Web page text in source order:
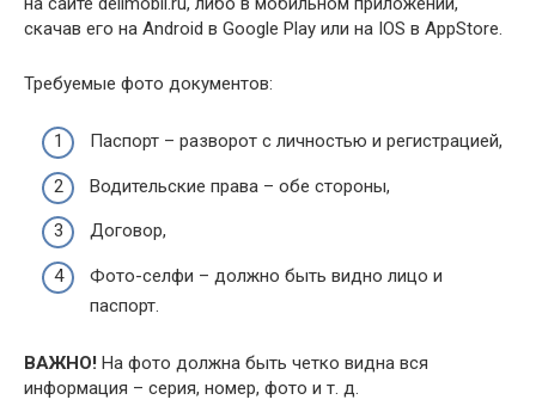
скачав его на Android в Google Play или на IOS в AppStore.
Требуемые фото документов:
Паспорт – разворот с личностью и регистрацией,
Водительские права – обе стороны,
Договор,
Фото-селфи – должно быть видно лицо и
паспорт.
ВАЖНО! На фото должна быть четко видна вся
информация – серия, номер, фото и т. д.